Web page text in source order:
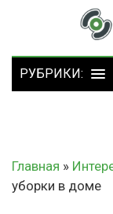
Главная »
уборки в доме